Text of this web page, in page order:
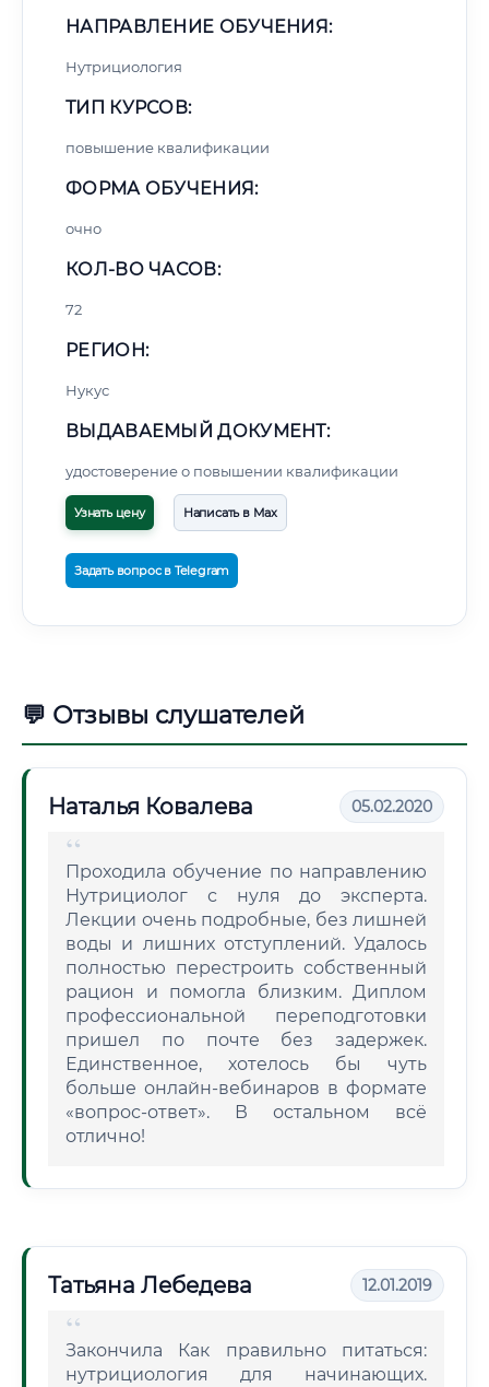
НАПРАВЛЕНИЕ ОБУЧЕНИЯ:
Нутрициология
ТИП КУРСОВ:
повышение квалификации
ФОРМА ОБУЧЕНИЯ:
очно
КОЛ-ВО ЧАСОВ:
72
РЕГИОН:
Нукус
ВЫДАВАЕМЫЙ ДОКУМЕНТ:
удостоверение о повышении квалификации
Узнать цену Написать в Max
Задать вопрос в Telegram
💬 Отзывы слушателей
Наталья Ковалева 05.02.2020
Проходила обучение по направлению
Нутрициолог с нуля до эксперта.
Лекции очень подробные, без лишней
воды и лишних отступлений. Удалось
полностью перестроить собственный
рацион и помогла близким. Диплом
профессиональной переподготовки
пришел по почте без задержек.
Единственное, хотелось бы чуть
больше онлайн-вебинаров в формате
«вопрос-ответ». В остальном всё
отлично!
Татьяна Лебедева 12.01.2019
Закончила Как правильно питаться:
нутрициология для начинающих.